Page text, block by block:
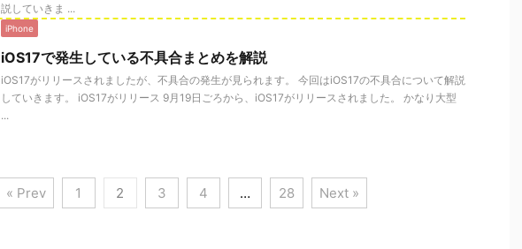
説していきま ...
iPhone
iOS17で発生している不具合まとめを解説
iOS17がリリースされましたが、不具合の発生が見られます。 今回はiOS17の不具合について解説
していきます。 iOS17がリリース 9月19日ごろから、iOS17がリリースされました。 かなり大型
...
« Prev 1 2 3 4 … 28 Next »